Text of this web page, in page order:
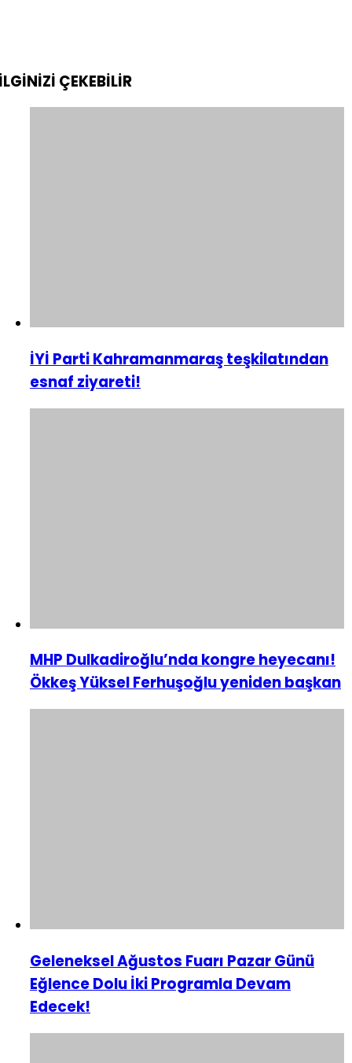
ÇEKEBİLİR
İYİ Parti Kahramanmaraş teşkilatından
esnaf ziyareti!
MHP Dulkadiroğlu’nda kongre heyecanı!
Ökkeş Yüksel Ferhuşoğlu yeniden başkan
Geleneksel Ağustos Fuarı Pazar Günü
Eğlence Dolu İki Programla Devam
Edecek!